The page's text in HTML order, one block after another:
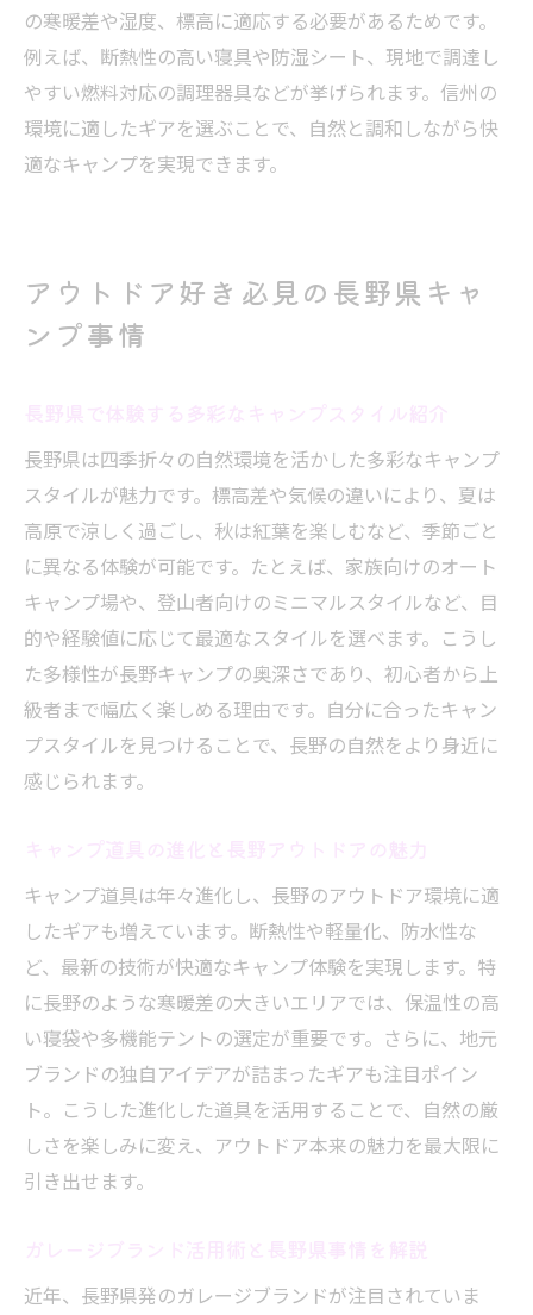
の寒暖差や湿度、標高に適応する必要があるためです。
例えば、断熱性の高い寝具や防湿シート、現地で調達し
やすい燃料対応の調理器具などが挙げられます。信州の
環境に適したギアを選ぶことで、自然と調和しながら快
適なキャンプを実現できます。
アウトドア好き必見の長野県キャ
ンプ事情
長野県は四季折々の自然環境を活かした多彩なキャンプ
スタイルが魅力です。標高差や気候の違いにより、夏は
高原で涼しく過ごし、秋は紅葉を楽しむなど、季節ごと
に異なる体験が可能です。たとえば、家族向けのオート
キャンプ場や、登山者向けのミニマルスタイルなど、目
的や経験値に応じて最適なスタイルを選べます。こうし
た多様性が長野キャンプの奥深さであり、初心者から上
級者まで幅広く楽しめる理由です。自分に合ったキャン
プスタイルを見つけることで、長野の自然をより身近に
感じられます。
キャンプ道具は年々進化し、長野のアウトドア環境に適
したギアも増えています。断熱性や軽量化、防水性な
ど、最新の技術が快適なキャンプ体験を実現します。特
に長野のような寒暖差の大きいエリアでは、保温性の高
い寝袋や多機能テントの選定が重要です。さらに、地元
ブランドの独自アイデアが詰まったギアも注目ポイン
ト。こうした進化した道具を活用することで、自然の厳
しさを楽しみに変え、アウトドア本来の魅力を最大限に
引き出せます。
近年、長野県発のガレージブランドが注目されていま